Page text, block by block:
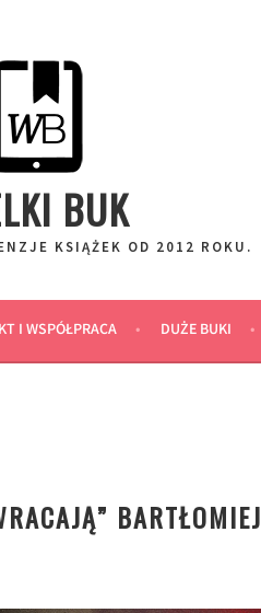
BUK
KSIĄŻEK OD 2012 ROKU.
I WSPÓŁPRACA DUŻE BUKI
BARTŁOMIEJ